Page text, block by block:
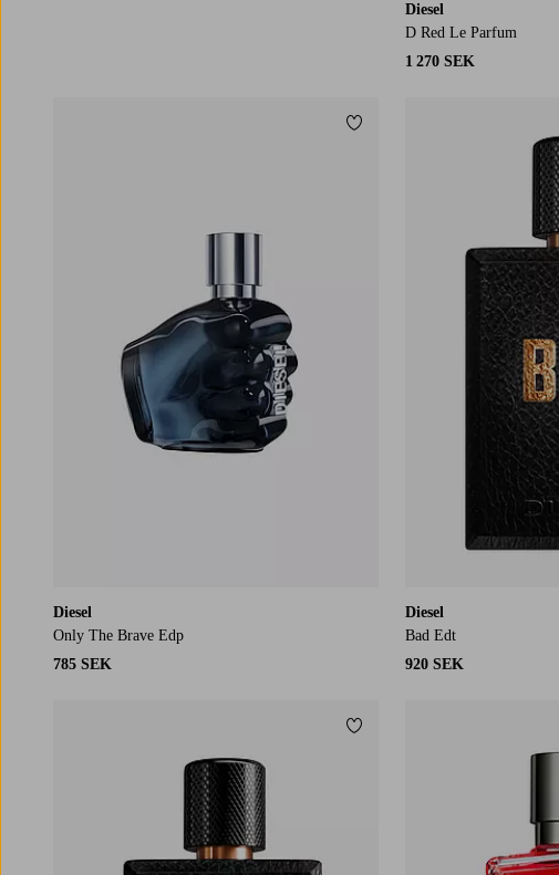
Diesel
D Red Le Parfum
1 270 SEK
Diesel
Only The Brave Edp
785 SEK
Lägg till i favoriter
Diesel
Bad Edt
920 SEK
Lägg till i favoriter